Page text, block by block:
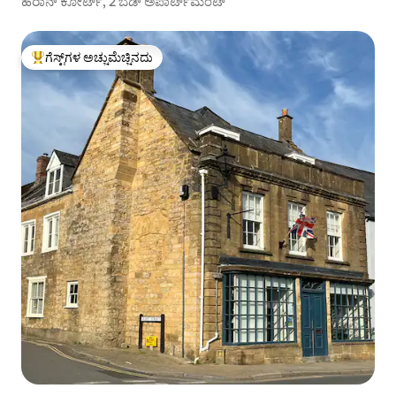
ಗೆಸ್ಟ್‌ಗಳಿಗೆ ಅತಿ ಹೆಚ್ಚು ಅಚ್ಚುಮೆಚ್ಚಿನದು
ಗೆಸ್ಟ್‌ಗಳ ಅಚ್ಚುಮೆಚ್ಚಿನದು